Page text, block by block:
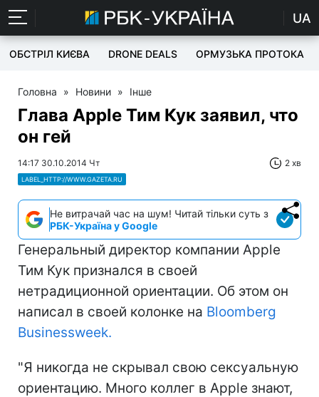
UA
ОБСТРІЛ КИЄВА DRONE DEALS ОРМУЗЬКА ПРОТОКА
Головна » Новини » Інше
Глава Apple Тим Кук заявил, что
он гей
14:17 30.10.2014 Чт 2 хв
LABEL_HTTP://WWW.GAZETA.RU
Не витрачай час на шум! Читай тільки суть з
РБК-Україна у Google
Генеральный директор компании Apple
Тим Кук признался в своей
нетрадиционной ориентации. Об этом он
написал в своей колонке на Bloomberg
Businessweek.
"Я никогда не скрывал свою сексуальную
ориентацию. Много коллег в Apple знают,